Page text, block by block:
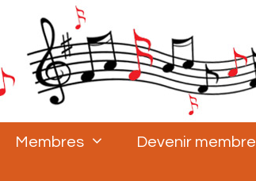
Membres Devenir membre